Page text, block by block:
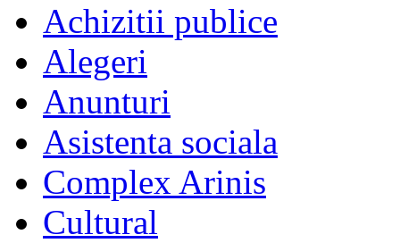
Achizitii publice
Alegeri
Anunturi
Asistenta sociala
Complex Arinis
Cultural